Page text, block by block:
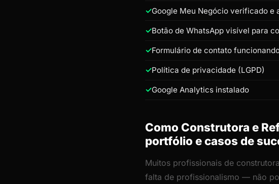
Google Meu Negócio verificado e
Botão de WhatsApp visível para
Formulário de contato
Política de privacidade (LGPD)
Google Analytics instalado
Como Construtora e
portfólio e casos de
Muitos profissionais de
falta de profissionalismo — não